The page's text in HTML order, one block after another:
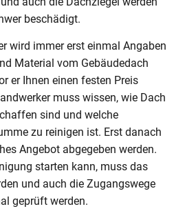
beschädigt.
wird immer erst einmal Angaben
Material vom Gebäudedach
er Ihnen einen festen Preis
muss wissen, wie Dach
sind und welche
zu reinigen ist. Erst danach
Angebot abgegeben werden.
starten kann, muss das
und auch die Zugangswege
geprüft werden.